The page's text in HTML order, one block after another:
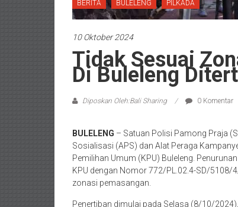
BERITA BULELENG PILKADA
10 Oktober 2024
Tidak Sesuai
Di Buleleng
Diposkan Oleh:Bali Sharing 0 Komentar
BULELENG – Satuan Polisi Pamong Praja
Sosialisasi (APS) dan Alat Peraga
Pemilihan Umum (KPU) Buleleng.
KPU dengan Nomor 772/PL.02.4-SD/5108/
zonasi pemasangan.
Penertiban dimulai pada Selasa (8/10/